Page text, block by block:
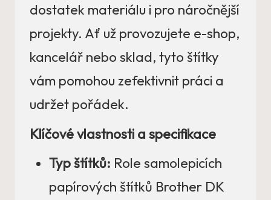
dostatek materiálu i pro náročnější
projekty. Ať už provozujete e-shop,
kancelář nebo sklad, tyto štítky
vám pomohou zefektivnit práci a
udržet pořádek.
Klíčové vlastnosti a specifikace
Typ štítků: Role samolepicích
papírových štítků Brother DK